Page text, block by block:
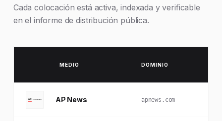
Cada colocación está activa, indexada y verificable
en el informe de distribución pública.
MEDIO DOMINIO
AP News apnews.com